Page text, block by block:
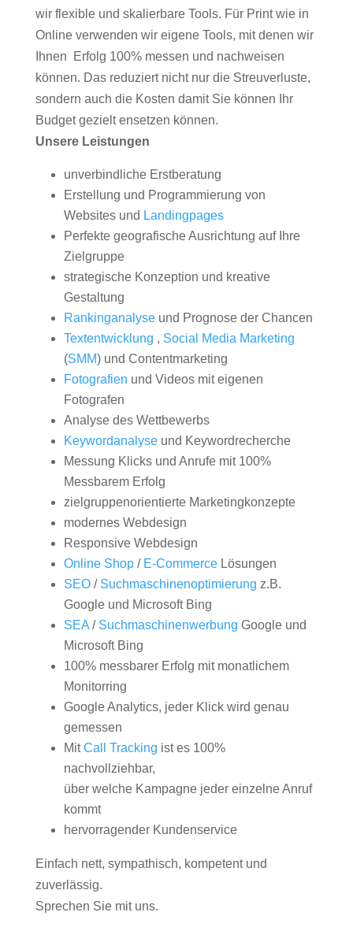
wir flexible und skalierbare Tools. Für Print wie in
Online verwenden wir eigene Tools, mit denen wir
Ihnen Erfolg 100% messen und nachweisen
können. Das reduziert nicht nur die Streuverluste,
sondern auch die Kosten damit Sie können Ihr
Budget gezielt ensetzen können.
Unsere Leistungen
unverbindliche Erstberatung
Erstellung und Programmierung von
Websites und Landingpages
Perfekte geografische Ausrichtung auf Ihre
Zielgruppe
strategische Konzeption und kreative
Gestaltung
Rankinganalyseund Prognose der Chancen
Textentwicklung , Social Media Marketing
(SMM) und Contentmarketing
Fotografien und Videos mit eigenen
Fotografen
Analyse des Wettbewerbs
Keywordanalyseund Keywordrecherche
Messung Klicks und Anrufe mit 100%
Messbarem Erfolg
zielgruppenorientierte Marketingkonzepte
modernes Webdesign
Responsive Webdesign
Online Shop/ E-CommerceLösungen
SEO/ Suchmaschinenoptimierung z.B.
Google und Microsoft Bing
SEA/ Suchmaschinenwerbung Google und
Microsoft Bing
100% messbarer Erfolg mit monatlichem
Monitorring
Google Analytics, jeder Klick wird genau
gemessen
MitCall Tracking ist es 100%
nachvollziehbar,
über welche Kampagne jeder einzelne Anruf
kommt
hervorragender Kundenservice
Einfach nett, sympathisch, kompetent und
zuverlässig.
Sprechen Sie mit uns.